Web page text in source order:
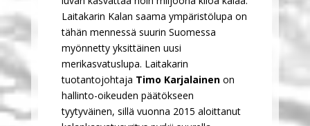
Laitakarin Kalan saama ympäristölupa on
tähän mennessä suurin Suomessa
myönnetty yksittäinen uusi
merikasvatuslupa. Laitakarin
tuotantojohtaja Timo Karjalainenon
hallinto-oikeuden päätökseen
tyytyväinen, sillä vuonna 2015 aloittanut